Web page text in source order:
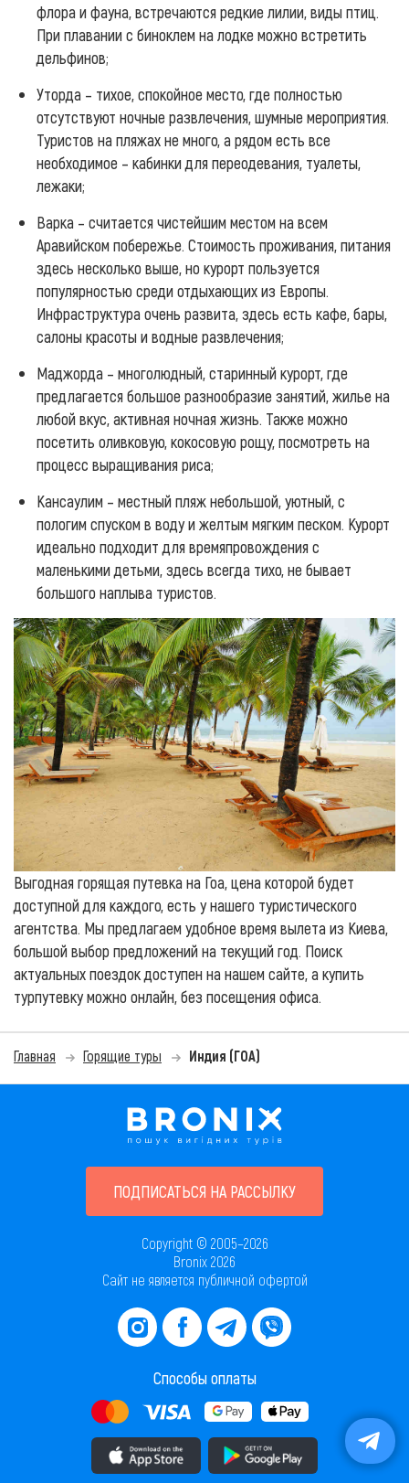
флора и фауна, встречаются редкие лилии, виды птиц.
При плавании с биноклем на лодке можно встретить
дельфинов;
Уторда – тихое, спокойное место, где полностью
отсутствуют ночные развлечения, шумные мероприятия.
Туристов на пляжах не много, а рядом есть все
необходимое – кабинки для переодевания, туалеты,
лежаки;
Варка – считается чистейшим местом на всем
Аравийском побережье. Стоимость проживания, питания
здесь несколько выше, но курорт пользуется
популярностью среди отдыхающих из Европы.
Инфраструктура очень развита, здесь есть кафе, бары,
салоны красоты и водные развлечения;
Маджорда – многолюдный, старинный курорт, где
предлагается большое разнообразие занятий, жилье на
любой вкус, активная ночная жизнь. Также можно
посетить оливковую, кокосовую рощу, посмотреть на
процесс выращивания риса;
Кансаулим – местный пляж небольшой, уютный, с
пологим спуском в воду и желтым мягким песком. Курорт
идеально подходит для времяпровождения с
маленькими детьми, здесь всегда тихо, не бывает
большого наплыва туристов.
Выгодная горящая путевка на Гоа, цена которой будет
доступной для каждого, есть у нашего туристического
агентства. Мы предлагаем удобное время вылета из Киева,
большой выбор предложений на текущий год. Поиск
актуальных поездок доступен на нашем сайте, а купить
турпутевку можно онлайн, без посещения офиса.
Главная Горящие туры Индия (ГОА)
ПОДПИСАТЬСЯ НА РАССЫЛКУ
Copyright © 2005–2026
Bronix 2026
Сайт не является публичной офертой
Способы оплаты
Скачать приложение в AppStore Скачать приложение в PlayMarket